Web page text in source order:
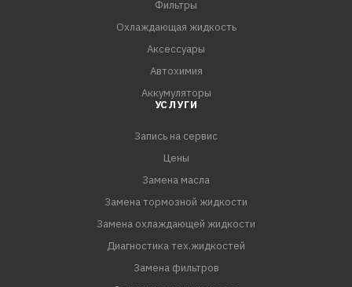
Фильтры
Охлаждающая жидкость
Аксессуары
Автохимия
Аккумуляторы
УСЛУГИ
Запись на сервис
Цены
Замена масла
Замена тормозной жидкости
Замена охлаждающей жидкости
Диагностика тех.жидкостей
Замена фильтров